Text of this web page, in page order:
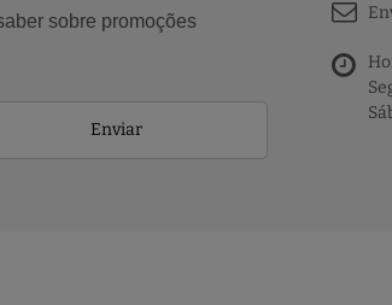
sobre promoções
Enviar